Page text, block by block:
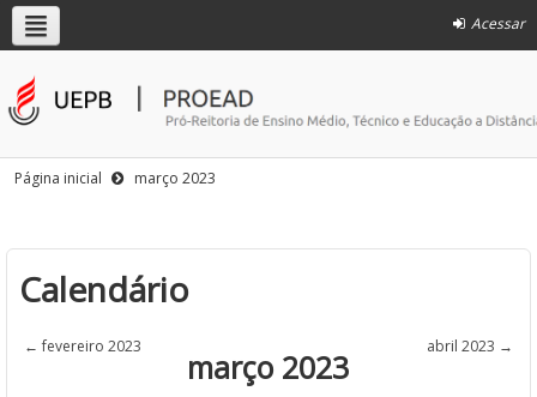
Acessar
Página inicial março 2023
Calendário
← fevereiro 2023
março 2023
abril 2023 →